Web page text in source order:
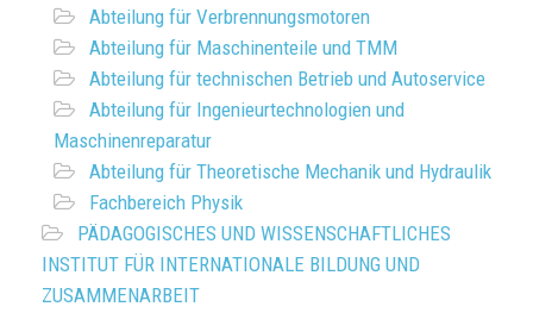
Abteilung für Verbrennungsmotoren
Abteilung für Maschinenteile und TMM
Abteilung für technischen Betrieb und Autoservice
Abteilung für Ingenieurtechnologien und
Maschinenreparatur
Abteilung für Theoretische Mechanik und Hydraulik
Fachbereich Physik
PÄDAGOGISCHES UND WISSENSCHAFTLICHES
INSTITUT FÜR INTERNATIONALE BILDUNG UND
ZUSAMMENARBEIT